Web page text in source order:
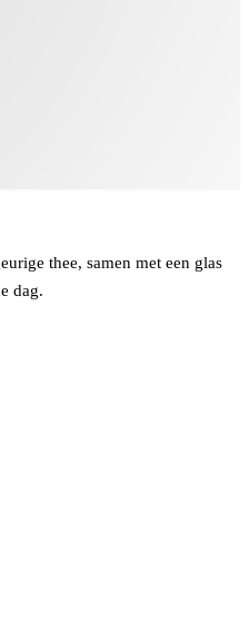
thee, samen met een glas
dag.